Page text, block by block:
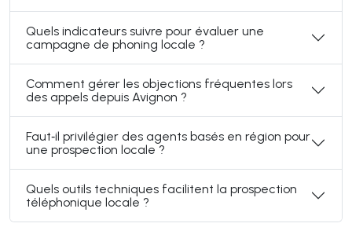
Quels indicateurs suivre pour évaluer une
campagne de phoning locale ?
Comment gérer les objections fréquentes lors
des appels depuis Avignon ?
Faut‑il privilégier des agents basés en région pour
une prospection locale ?
Quels outils techniques facilitent la prospection
téléphonique locale ?